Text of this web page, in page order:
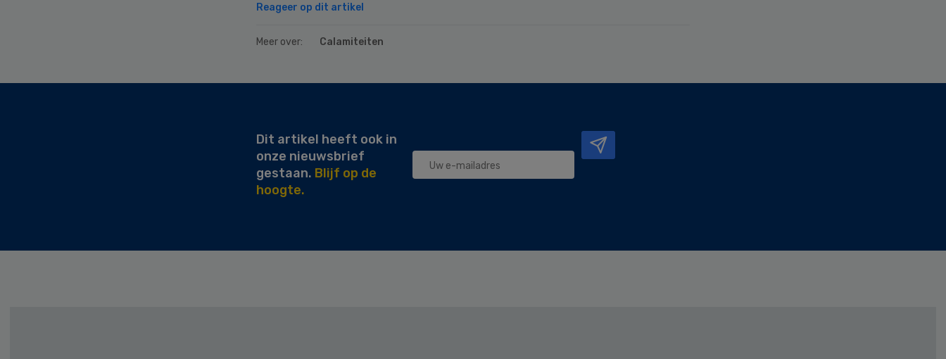
Reageer op dit artikel
Meer over: Calamiteiten
Dit artikel heeft ook in
onze nieuwsbrief
gestaan. Blijf op de
hoogte.